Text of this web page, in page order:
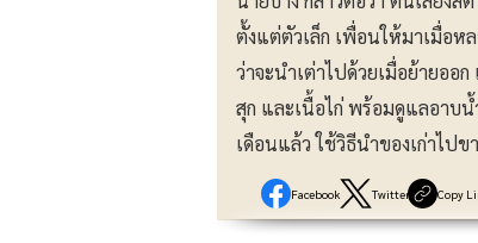
ตั้งแต่ตัวเล็ก เพื่อนให้มาเมื่อห
ว่าจะนำเต่าไปด้วยเมื่อย้ายออ
สุก และเนื้อไก่ พร้อมดูแลอาบน้
เดือนแล้ว ใช้วิธีนำของเก่าไป
Facebook Twitter Copy